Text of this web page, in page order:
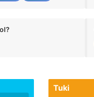
Tuki